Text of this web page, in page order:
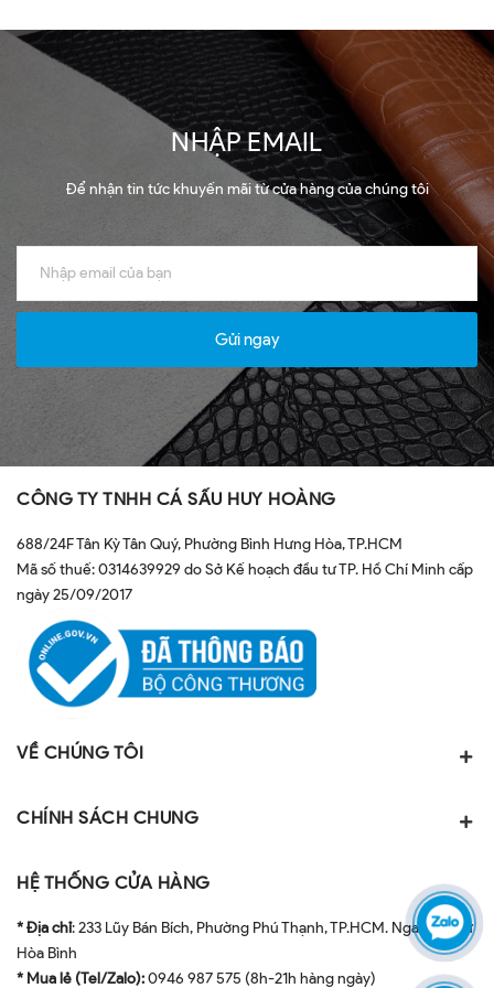
NHẬP EMAIL
Để nhận tin tức khuyến mãi từ cửa hàng của chúng tôi
Gửi ngay
CÔNG TY TNHH CÁ SẤU HUY HOÀNG
688/24F Tân Kỳ Tân Quý, Phường Bình Hưng Hòa, TP.HCM
Mã số thuế: 0314639929 do Sở Kế hoạch đầu tư TP. Hồ Chí Minh cấp
ngày 25/09/2017
VỀ CHÚNG TÔI
CHÍNH SÁCH CHUNG
HỆ THỐNG CỬA HÀNG
* Địa chỉ: 233 Lũy Bán Bích, Phường Phú Thạnh, TP.HCM. Ngay ngã tư
Hòa Bình
* Mua lẻ (Tel/Zalo):0946 987 575 (8h-21h hàng ngày)